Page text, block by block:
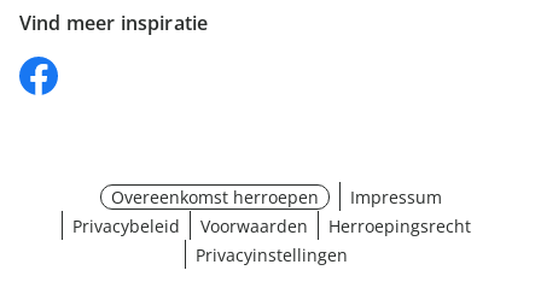
Vind meer inspiratie
Overeenkomst herroepen
Impressum
Privacybeleid
Voorwaarden
Herroepingsrecht
Privacyinstellingen